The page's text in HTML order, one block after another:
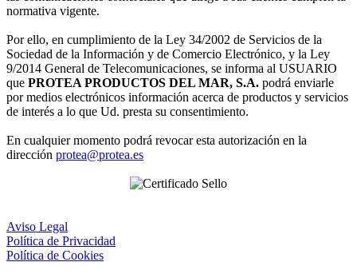
normativa vigente.
Por ello, en cumplimiento de la Ley 34/2002 de Servicios de la
Sociedad de la Información y de Comercio Electrónico, y la Ley
9/2014 General de Telecomunicaciones, se informa al USUARIO
que PROTEA PRODUCTOS DEL MAR, S.A. podrá enviarle
por medios electrónicos información acerca de productos y servicios
de interés a lo que Ud. presta su consentimiento.
En cualquier momento podrá revocar esta autorización en la
dirección protea@protea.es
Aviso Legal
Política de Privacidad
Política de Cookies